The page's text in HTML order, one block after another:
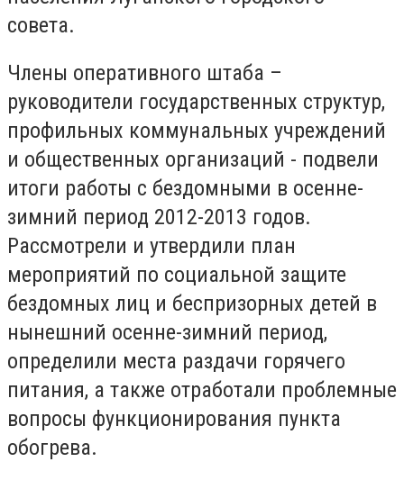
совета.
Члены оперативного штаба –
руководители государственных структур,
профильных коммунальных учреждений
и общественных организаций - подвели
итоги работы с бездомными в осенне-
зимний период 2012-2013 годов.
Рассмотрели и утвердили план
мероприятий по социальной защите
бездомных лиц и беспризорных детей в
нынешний осенне-зимний период,
определили места раздачи горячего
питания, а также отработали проблемные
вопросы функционирования пункта
обогрева.